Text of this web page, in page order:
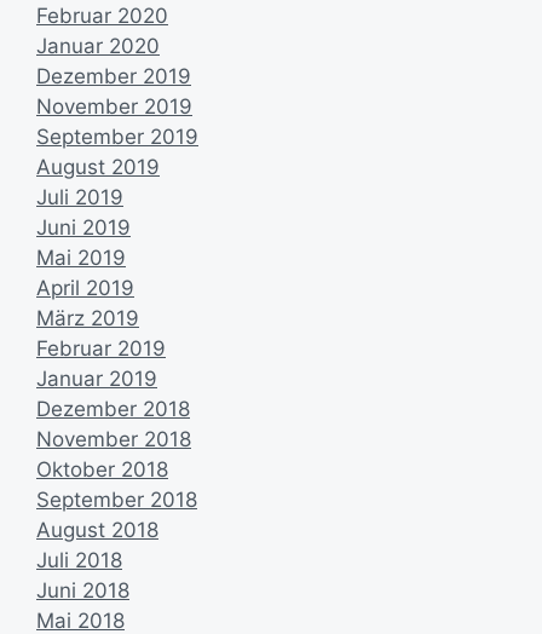
Februar 2020
Januar 2020
Dezember 2019
November 2019
September 2019
August 2019
Juli 2019
Juni 2019
Mai 2019
April 2019
März 2019
Februar 2019
Januar 2019
Dezember 2018
November 2018
Oktober 2018
September 2018
August 2018
Juli 2018
Juni 2018
Mai 2018